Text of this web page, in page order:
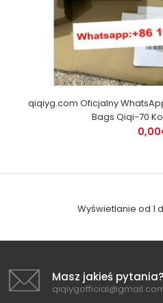
qiqiyg.com Oficjalny
Bags Qiqi-70
Wyświetlanie od 1
Masz jakieś pytania?